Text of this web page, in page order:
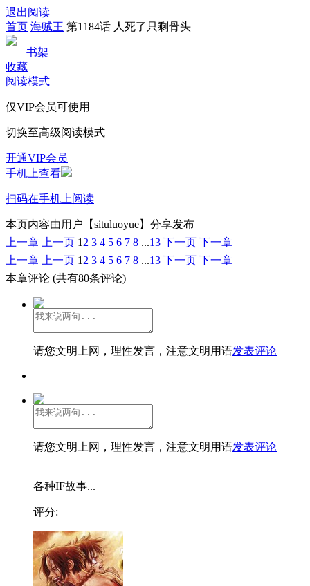
退出阅读
首页 海贼王 第1184话 人死了只剩骨头
书架
收藏
阅读模式
仅VIP会员可使用
切换至高级阅读模式
开通VIP会员
手机上查看
扫码在手机上阅读
本页内容由用户【situluoyue】分享发布
上一章
上一页 1 2 3 4 5 6 7 8 ...13 下一页 下一章
上一章
上一页 1 2 3 4 5 6 7 8 ...13 下一页 下一章
本章评论 (共有80条评论)
请您文明上网，理性发言，注意文明用语发表评论
请您文明上网，理性发言，注意文明用语发表评论
各种IF故事...
评分: